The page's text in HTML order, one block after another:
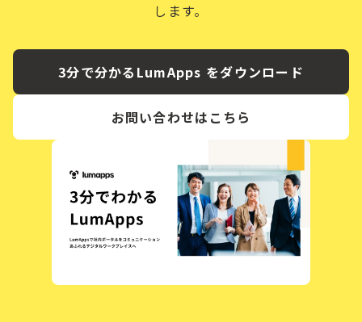
します。
3分で分かるLumApps をダウンロード
お問い合わせはこちら